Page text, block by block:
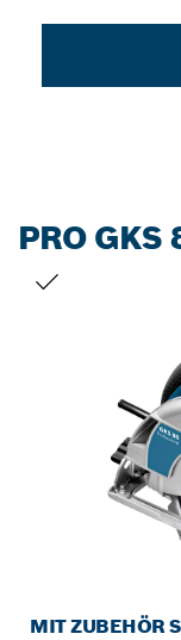
PRO GKS
MIT ZUBEHÖR